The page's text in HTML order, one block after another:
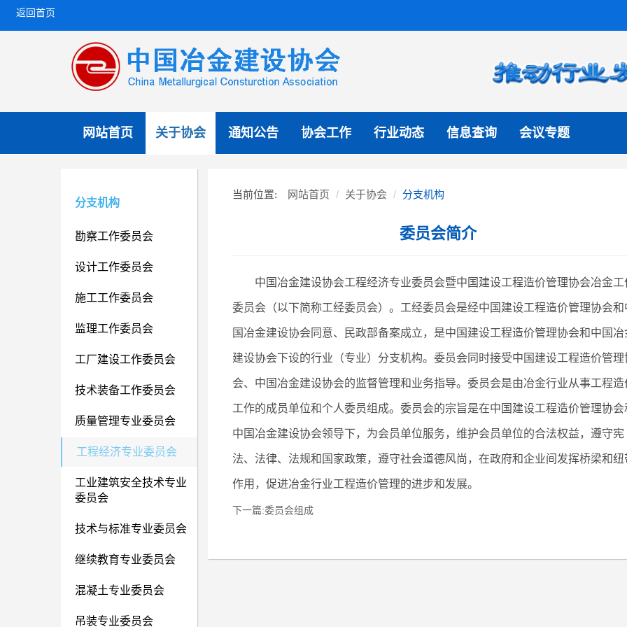
返回首页
网站首页 关于协会 通知公告 协会工作 行业动态 信息查询 会议专题
分支机构
勘察工作委员会
设计工作委员会
施工工作委员会
监理工作委员会
工厂建设工作委员会
技术装备工作委员会
质量管理专业委员会
工程经济专业委员会
工业建筑安全技术专业
委员会
技术与标准专业委员会
继续教育专业委员会
混凝土专业委员会
吊装专业委员会
当前位置: 网站首页 关于协会 分支机构
委员会简介
中国冶金建设协会工程经济专业委员会暨中国建设工程造价管理协会冶金工
委员会（以下简称工经委员会）。工经委员会是经中国建设工程造价管理协会和
国冶金建设协会同意、民政部备案成立，是中国建设工程造价管理协会和中国冶
建设协会下设的行业（专业）分支机构。委员会同时接受中国建设工程造价管理
会、中国冶金建设协会的监督管理和业务指导。委员会是由冶金行业从事工程造
工作的成员单位和个人委员组成。委员会的宗旨是在中国建设工程造价管理协会
中国冶金建设协会领导下，为会员单位服务，维护会员单位的合法权益，遵守宪
法、法律、法规和国家政策，遵守社会道德风尚，在政府和企业间发挥桥梁和纽
作用，促进冶金行业工程造价管理的进步和发展。
下一篇:委员会组成